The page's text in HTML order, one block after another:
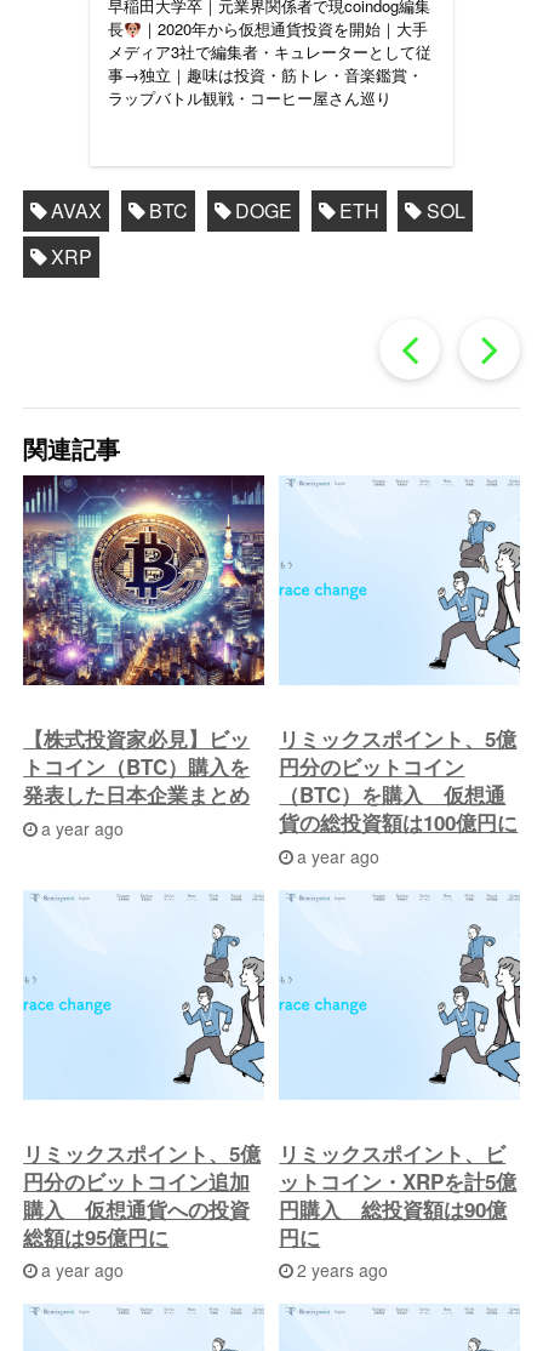
早稲田大学卒｜元業界関係者で現coindog編集
長
｜2020年から仮想通貨投資を開始｜大手
メディア3社で編集者・キュレーターとして従
事→独立｜趣味は投資・筋トレ・音楽鑑賞・
ラップバトル観戦・コーヒー屋さん巡り
AVAX BTC DOGE ETH
SOL
XRP
過
去
の
投
稿
へ
関連記事
【株式投資家必見】ビッ
トコイン（BTC）購入を
発表した日本企業まとめ
a year ago
リミックスポイント、5億
円分のビットコイン
（BTC）を購入 仮想通
貨の総投資額は100億円に
a year ago
リミックスポイント、5億
円分のビットコイン追加
購入 仮想通貨への投資
総額は95億円に
a year ago
リミックスポイント、ビ
ットコイン・XRPを計5億
円購入 総投資額は90億
円に
2 years ago